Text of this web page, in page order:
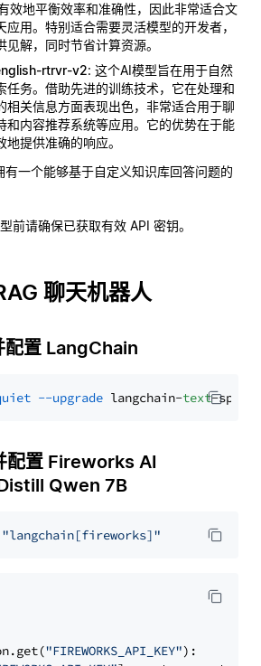
效地平衡效率和准确性，因此非常适合文
用。特别适合需要灵活模型的开发者，
解，同时节省计算资源。
rtrvr-v2: 这个AI模型旨在用于自然
任务。借助先进的训练技术，它在处理和
相关信息方面表现出色，非常适合用于聊
和内容推荐系统等应用。它的优势在于能
提供准确的响应。
一个能够基于自定义知识库回答问题的
前请确保已获取有效 API 密钥。
聊天机器人
配置 LangChain
--upgrade langchain-text
配置 Fireworks AI
Qwen 7B
"langchain[fireworks]"
"FIREWORKS_API_KEY"):